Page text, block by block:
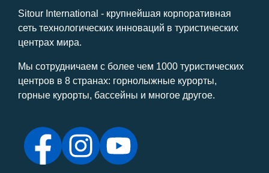
Sitour International - крупнейшая корпоративная
сеть технологических инноваций в туристических
центрах мира.
Мы сотрудничаем с более чем 1000 туристических
центров в 8 странах: горнолыжные курорты,
горные курорты, бассейны и многое другое.